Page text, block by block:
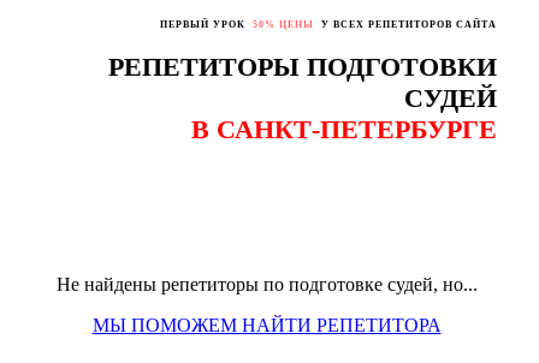
ПЕРВЫЙ УРОК 50% ЦЕНЫ У ВСЕХ РЕПЕТИТОРОВ САЙТА
РЕПЕТИТОРЫ ПОДГОТОВКИ
СУДЕЙ
В САНКТ-ПЕТЕРБУРГЕ
Не найдены репетиторы по подготовке судей, но...
МЫ ПОМОЖЕМ НАЙТИ РЕПЕТИТОРА